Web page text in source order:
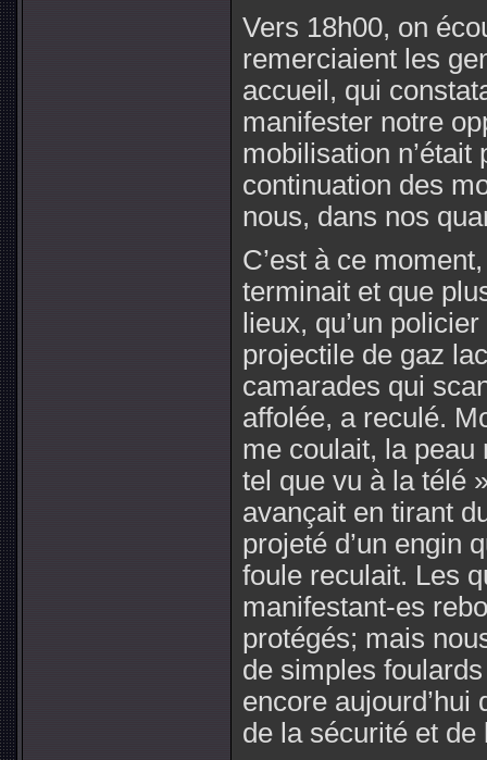
Vers 18h00, on
remerciaient les
accueil, qui
manifester notre
mobilisation
continuation des
nous, dans nos
C’est à ce
terminait et que
lieux, qu’un
projectile de gaz
camarades qui
affolée, a reculé.
me coulait, la peau
tel que vu à la télé
avançait en tirant
projeté d’un engin
foule reculait. Les
manifestant-es
protégés; mais
de simples
encore
de la sécurité et de